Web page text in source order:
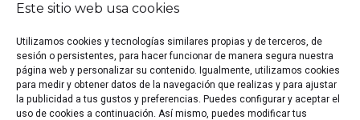
Escape Rooms Familias
Escape Rooms Halloween
Escape Rooms San Valentín
Estudio de Mercado Escape Rooms 2021
Qué es un Escape Room
Qué es un Hall Escape
Este sitio web usa cookies
Utilizamos cookies y tecnologías similares propias y de terceros, de
sesión o persistentes, para hacer funcionar de manera segura nuestra
página web y personalizar su contenido. Igualmente, utilizamos cookies
para medir y obtener datos de la navegación que realizas y para ajustar
la publicidad a tus gustos y preferencias. Puedes configurar y aceptar el
uso de cookies a continuación. Así mismo, puedes modificar tus